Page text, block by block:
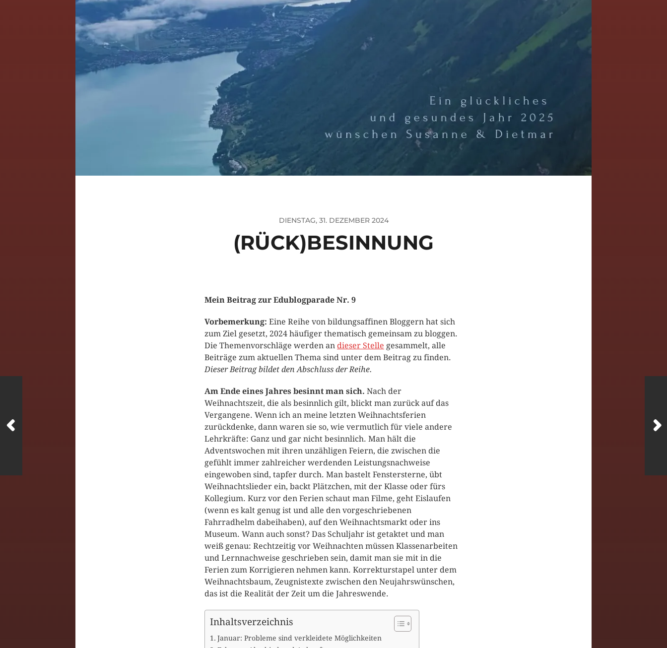
DIENSTAG, 31. DEZEMBER 2024
(RÜCK)BESINNUNG
Mein Beitrag zur Edublogparade Nr. 9
Vorbemerkung: Eine Reihe von bildungsaffinen Bloggern hat sich
zum Ziel gesetzt, 2024 häufiger thematisch gemeinsam zu bloggen.
Die Themenvorschläge werden an dieser Stelle gesammelt, alle
Beiträge zum aktuellen Thema sind unter dem Beitrag zu finden.
Dieser Beitrag bildet den Abschluss der Reihe.
Am Ende eines Jahres besinnt man sich. Nach der
Weihnachtszeit, die als besinnlich gilt, blickt man zurück auf das
Vergangene. Wenn ich an meine letzten Weihnachtsferien
zurückdenke, dann waren sie so, wie vermutlich für viele andere
Lehrkräfte: Ganz und gar nicht besinnlich. Man hält die
Adventswochen mit ihren unzähligen Feiern, die zwischen die
gefühlt immer zahlreicher werdenden Leistungsnachweise
eingewoben sind, tapfer durch. Man bastelt Fenstersterne, übt
Weihnachtslieder ein, backt Plätzchen, mit der Klasse oder fürs
Kollegium. Kurz vor den Ferien schaut man Filme, geht Eislaufen
(wenn es kalt genug ist und alle den vorgeschriebenen
Fahrradhelm dabeihaben), auf den Weihnachtsmarkt oder ins
Museum. Wann auch sonst? Das Schuljahr ist getaktet und man
weiß genau: Rechtzeitig vor Weihnachten müssen Klassenarbeiten
und Lernnachweise geschrieben sein, damit man sie mit in die
Ferien zum Korrigieren nehmen kann. Korrekturstapel unter dem
Weihnachtsbaum, Zeugnistexte zwischen den Neujahrswünschen,
das ist die Realität der Zeit um die Jahreswende.
Inhaltsverzeichnis
Januar: Probleme sind verkleidete Möglichkeiten